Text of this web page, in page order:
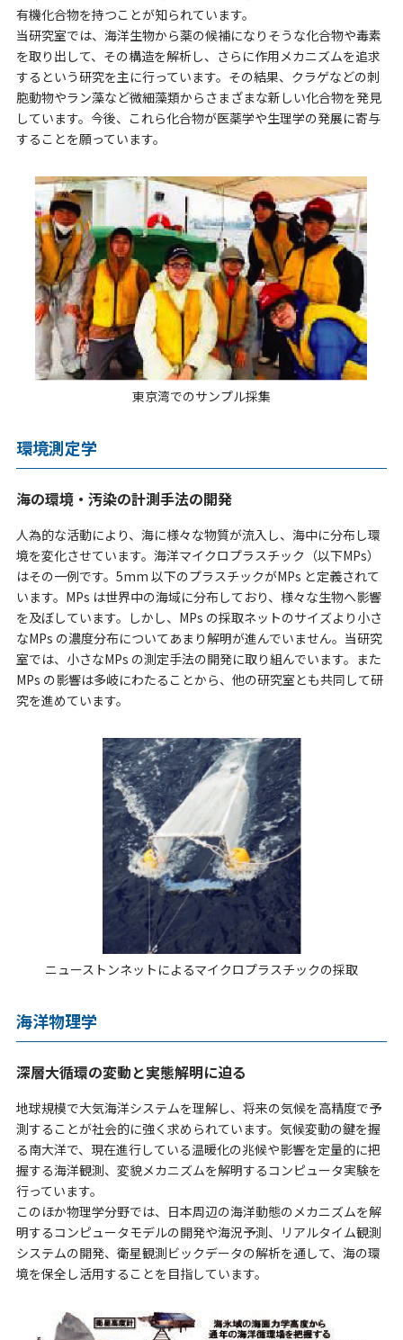
有機化合物を持つことが知られています。
当研究室では、海洋生物から薬の候補になりそうな化合物や毒素
を取り出して、その構造を解析し、さらに作用メカニズムを追求
するという研究を主に行っています。その結果、クラゲなどの刺
胞動物やラン藻など微細藻類からさまざまな新しい化合物を発見
しています。今後、これら化合物が医薬学や生理学の発展に寄与
することを願っています。
東京湾でのサンプル採集
環境測定学
海の環境・汚染の計測手法の開発
人為的な活動により、海に様々な物質が流入し、海中に分布し環
境を変化させています。海洋マイクロプラスチック（以下MPs）
はその一例です。5mm 以下のプラスチックがMPs と定義されて
います。MPs は世界中の海域に分布しており、様々な生物へ影響
を及ぼしています。しかし、MPs の採取ネットのサイズより小さ
なMPs の濃度分布についてあまり解明が進んでいません。当研究
室では、小さなMPs の測定手法の開発に取り組んでいます。また
MPs の影響は多岐にわたることから、他の研究室とも共同して研
究を進めています。
ニューストンネットによるマイクロプラスチックの採取
海洋物理学
深層大循環の変動と実態解明に迫る
地球規模で大気海洋システムを理解し、将来の気候を高精度で予
測することが社会的に強く求められています。気候変動の鍵を握
る南大洋で、現在進行している温暖化の兆候や影響を定量的に把
握する海洋観測、変貌メカニズムを解明するコンピュータ実験を
行っています。
このほか物理学分野では、日本周辺の海洋動態のメカニズムを解
明するコンピュータモデルの開発や海況予測、リアルタイム観測
システムの開発、衛星観測ビックデータの解析を通して、海の環
境を保全し活用することを目指しています。